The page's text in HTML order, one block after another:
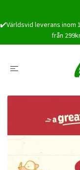
✔️Världsvid leverans inom
från